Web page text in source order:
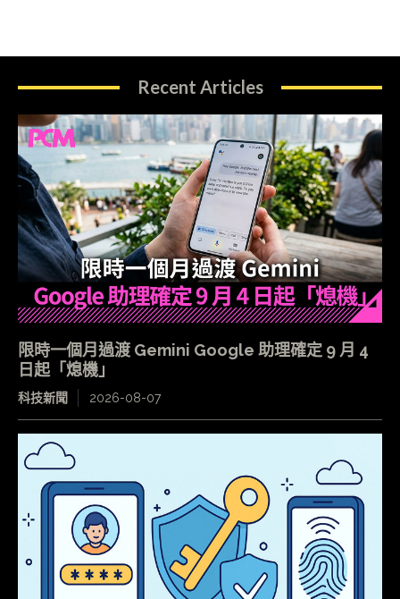
Recent Articles
限時一個月過渡 Gemini Google 助理確定 9 月 4
日起「熄機」
科技新聞 2026-08-07